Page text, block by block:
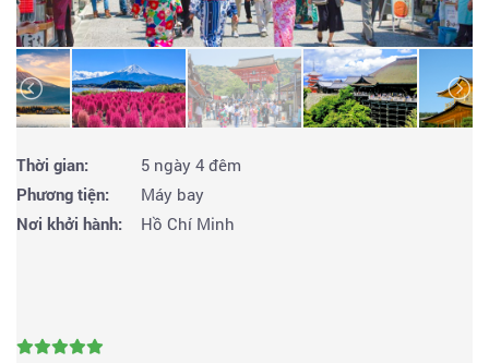
Thời gian:
5 ngày 4 đêm
Phương tiện:
Máy bay
Nơi khởi hành:
Hồ Chí Minh